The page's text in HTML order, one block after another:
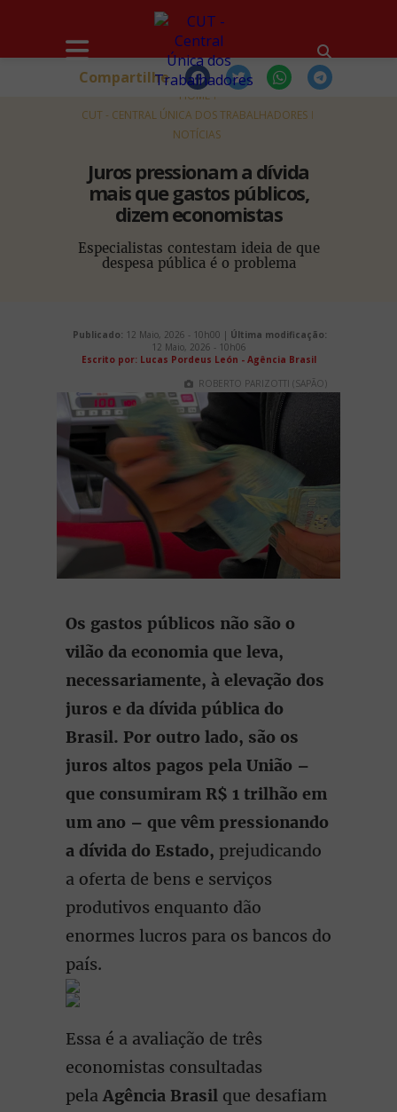
HOME
CUT - CENTRAL ÚNICA DOS TRABALHADORES
NOTÍCIAS
Juros pressionam a dívida
mais que gastos públicos,
dizem economistas
Especialistas contestam ideia de que
despesa pública é o problema
Compartilhe
Publicado: 12 Maio, 2026 - 10h00 | Última modificação:
12 Maio, 2026 - 10h06
Escrito por: Lucas Pordeus León - Agência Brasil
ROBERTO PARIZOTTI (SAPÃO)
Os gastos públicos não são o
vilão da economia que leva,
necessariamente, à elevação dos
juros e da dívida pública do
Brasil. Por outro lado, são os
juros altos pagos pela União –
que consumiram R$ 1 trilhão em
um ano – que vêm pressionando
a dívida do Estado, prejudicando
a oferta de bens e serviços
produtivos enquanto dão
enormes lucros para os bancos do
país.
Essa é a avaliação de três
economistas consultadas
pelaAgência Brasil que desafiam